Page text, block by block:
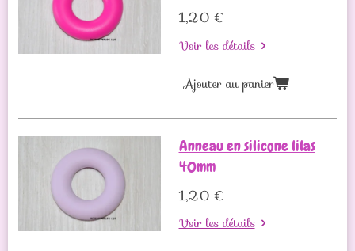
1,20 €
Voir les détails
Ajouter au panier
Anneau en silicone lilas
40mm
1,20 €
Voir les détails